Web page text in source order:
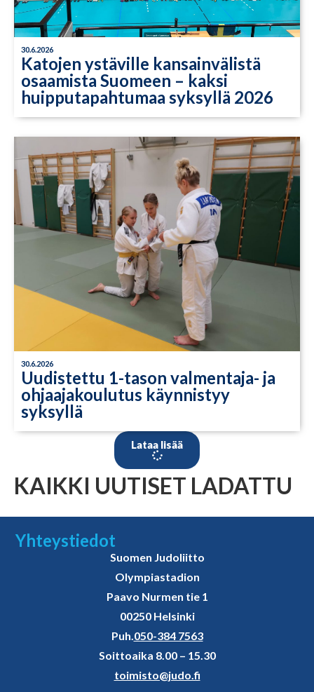
30.6.2026
Katojen ystäville kansainvälistä
osaamista Suomeen – kaksi
huipputapahtumaa syksyllä 2026
30.6.2026
Uudistettu 1-tason valmentaja- ja
ohjaajakoulutus käynnistyy
syksyllä
Lataa lisää
KAIKKI UUTISET LADATTU
Yhteystiedot
Suomen Judoliitto
Olympiastadion
Paavo Nurmen tie 1
00250 Helsinki
Puh.050-384 7563
Soittoaika 8.00 – 15.30
toimisto@judo.fi